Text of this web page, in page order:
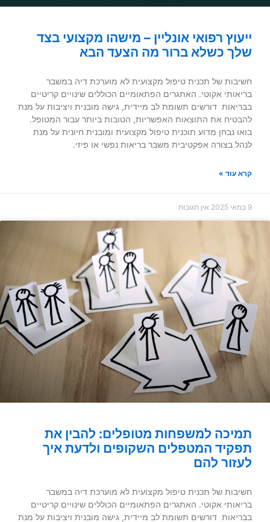
ייעוץ רפואי אונליין – מישהו מקצועי בצד
שלך כשלא ברור מה הצעד הבא
חשיבות של תכנית טיפול מקצועית לא מוערכת דיה במשבר
בריאותי אקוטי. האתגרים הפתאומיים הכוללים שינויים קריטיים
בבריאות דורשים תשומת לב מיידית, גישה מובנית ויציבות על מנת
להבטיח את התוצאות האפשריות, הטובות ביותר עבור המטופל.
בואו נבחן מדוע תוכנית טיפול מקצועית ומובנית חיונית על מנת
לנהל בצורה אפקטיבית משבר בריאות נפשי או פיזי.
קרא עוד »
9 במאי 2025 אין תגובות
תמיכה למשפחות מטופלים: להבין את
תפקיד המטפלים השקופים ולדעת איך
לעזור להם
חשיבות של תכנית טיפול מקצועית לא מוערכת דיה במשבר
בריאותי אקוטי. האתגרים הפתאומיים הכוללים שינויים קריטיים
בבריאות דורשים תשומת לב מיידית, גישה מובנית ויציבות על מנת